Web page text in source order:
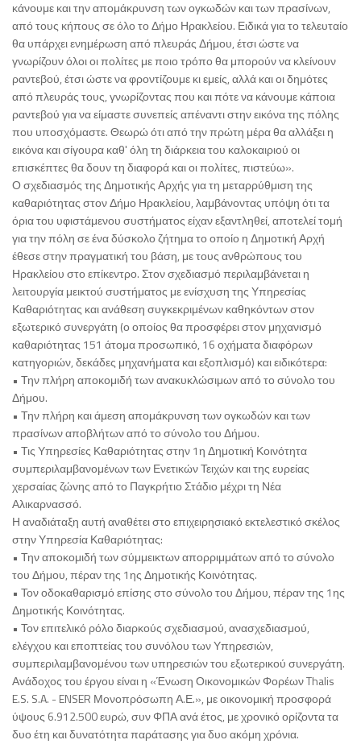
κάνουμε και την απομάκρυνση των ογκωδών και των πρασίνων,
από τους κήπους σε όλο το Δήμο Ηρακλείου. Ειδικά για το τελευταίο
θα υπάρχει ενημέρωση από πλευράς Δήμου, έτσι ώστε να
γνωρίζουν όλοι οι πολίτες με ποιο τρόπο θα μπορούν να κλείνουν
ραντεβού, έτσι ώστε να φροντίζουμε κι εμείς, αλλά και οι δημότες
από πλευράς τους, γνωρίζοντας που και πότε να κάνουμε κάποια
ραντεβού για να είμαστε συνεπείς απέναντι στην εικόνα της πόλης
που υποσχόμαστε. Θεωρώ ότι από την πρώτη μέρα θα αλλάξει η
εικόνα και σίγουρα καθ' όλη τη διάρκεια του καλοκαιριού οι
επισκέπτες θα δουν τη διαφορά και οι πολίτες, πιστεύω».
Ο σχεδιασμός της Δημοτικής Αρχής για τη μεταρρύθμιση της
καθαριότητας στον Δήμο Ηρακλείου, λαμβάνοντας υπόψη ότι τα
όρια του υφιστάμενου συστήματος είχαν εξαντληθεί, αποτελεί τομή
για την πόλη σε ένα δύσκολο ζήτημα το οποίο η Δημοτική Αρχή
έθεσε στην πραγματική του βάση, με τους ανθρώπους του
Ηρακλείου στο επίκεντρο. Στον σχεδιασμό περιλαμβάνεται η
λειτουργία μεικτού συστήματος με ενίσχυση της Υπηρεσίας
Καθαριότητας και ανάθεση συγκεκριμένων καθηκόντων στον
εξωτερικό συνεργάτη (ο οποίος θα προσφέρει στον μηχανισμό
καθαριότητας 151 άτομα προσωπικό, 16 οχήματα διαφόρων
κατηγοριών, δεκάδες μηχανήματα και εξοπλισμό) και ειδικότερα:
• Την πλήρη αποκομιδή των ανακυκλώσιμων από το σύνολο του
Δήμου.
• Την πλήρη και άμεση απομάκρυνση των ογκωδών και των
πρασίνων αποβλήτων από το σύνολο του Δήμου.
• Τις Υπηρεσίες Καθαριότητας στην 1η Δημοτική Κοινότητα
συμπεριλαμβανομένων των Ενετικών Τειχών και της ευρείας
χερσαίας ζώνης από το Παγκρήτιο Στάδιο μέχρι τη Νέα
Αλικαρνασσό.
Η αναδιάταξη αυτή αναθέτει στο επιχειρησιακό εκτελεστικό σκέλος
στην Υπηρεσία Καθαριότητας:
• Την αποκομιδή των σύμμεικτων απορριμμάτων από το σύνολο
του Δήμου, πέραν της 1ης Δημοτικής Κοινότητας.
• Τον οδοκαθαρισμό επίσης στο σύνολο του Δήμου, πέραν της 1ης
Δημοτικής Κοινότητας.
• Τον επιτελικό ρόλο διαρκούς σχεδιασμού, ανασχεδιασμού,
ελέγχου και εποπτείας του συνόλου των Υπηρεσιών,
συμπεριλαμβανομένου των υπηρεσιών του εξωτερικού συνεργάτη.
Ανάδοχος του έργου είναι η «Ένωση Οικονομικών Φορέων Thalis
E.S. S.A. - ENSER Μονοπρόσωπη Α.Ε.», με οικονομική προσφορά
ύψους 6.912.500 ευρώ, συν ΦΠΑ ανά έτος, με χρονικό ορίζοντα τα
δυο έτη και δυνατότητα παράτασης για δυο ακόμη χρόνια.